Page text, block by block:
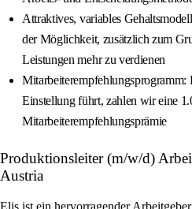
Attraktives, variables
der Möglichkeit, zusätzlich zum
Leistungen mehr zu verdienen
Einstellung führt, zahlen wir eine
Mitarbeiterempfehlungsprämie
Produktionsleiter (m/w/d)
Austria
Elis ist ein hervorragender